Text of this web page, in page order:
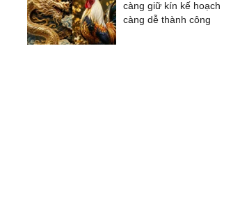
càng giữ kín kế hoạch
càng dễ thành công